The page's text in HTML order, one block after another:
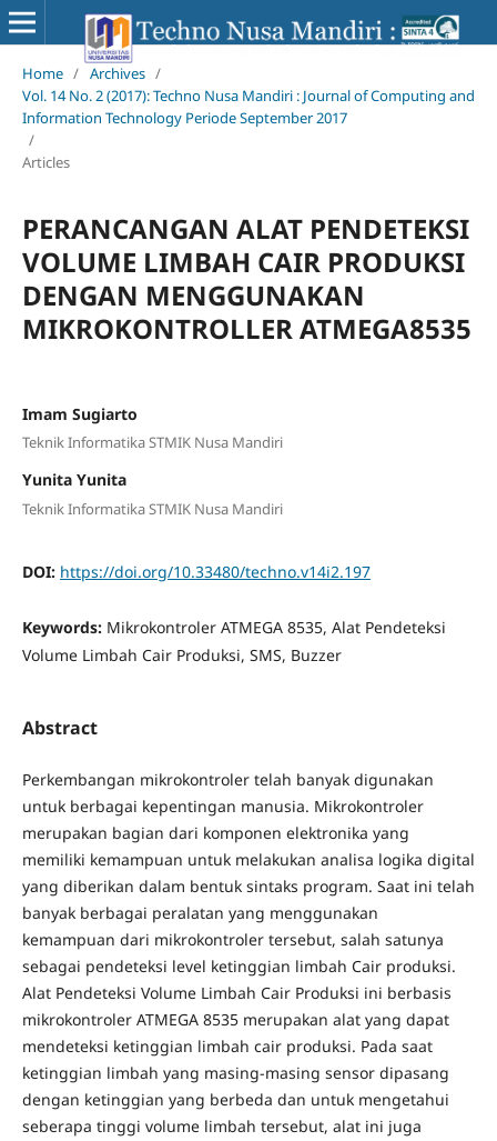
Home / Archives /
Vol. 14 No. 2 (2017): Techno Nusa Mandiri : Journal of Computing and
Information Technology Periode September 2017
/
Articles
PERANCANGAN ALAT PENDETEKSI
VOLUME LIMBAH CAIR PRODUKSI
DENGAN MENGGUNAKAN
MIKROKONTROLLER ATMEGA8535
Imam Sugiarto
Teknik Informatika STMIK Nusa Mandiri
Yunita Yunita
Teknik Informatika STMIK Nusa Mandiri
DOI: https://doi.org/10.33480/techno.v14i2.197
Keywords: Mikrokontroler ATMEGA 8535, Alat Pendeteksi
Volume Limbah Cair Produksi, SMS, Buzzer
Abstract
Perkembangan mikrokontroler telah banyak digunakan
untuk berbagai kepentingan manusia. Mikrokontroler
merupakan bagian dari komponen elektronika yang
memiliki kemampuan untuk melakukan analisa logika digital
yang diberikan dalam bentuk sintaks program. Saat ini telah
banyak berbagai peralatan yang menggunakan
kemampuan dari mikrokontroler tersebut, salah satunya
sebagai pendeteksi level ketinggian limbah Cair produksi.
Alat Pendeteksi Volume Limbah Cair Produksi ini berbasis
mikrokontroler ATMEGA 8535 merupakan alat yang dapat
mendeteksi ketinggian limbah cair produksi. Pada saat
ketinggian limbah yang masing-masing sensor dipasang
dengan ketinggian yang berbeda dan untuk mengetahui
seberapa tinggi volume limbah tersebut, alat ini juga